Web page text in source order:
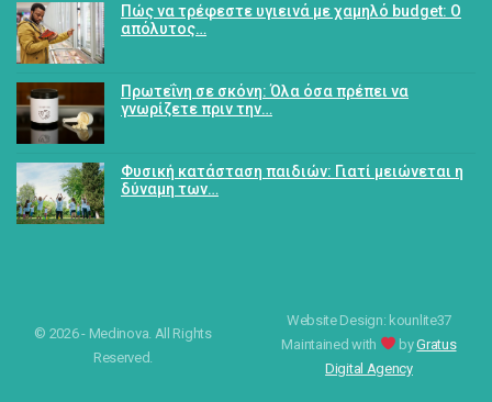
Πώς να τρέφεστε υγιεινά με χαμηλό budget: Ο
απόλυτος…
Πρωτεΐνη σε σκόνη: Όλα όσα πρέπει να
γνωρίζετε πριν την…
Φυσική κατάσταση παιδιών: Γιατί μειώνεται η
δύναμη των…
© 2026 - Medinova. All Rights
Reserved.
Website Design: kounlite37
Maintained with
byGratus
Digital Agency